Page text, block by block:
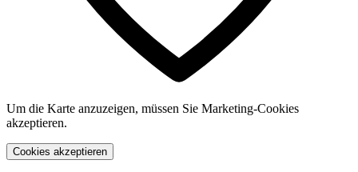
Um die Karte anzuzeigen, müssen Sie Marketing-Cookies
akzeptieren.
Cookies akzeptieren